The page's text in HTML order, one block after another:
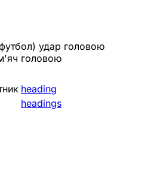
удар головою
головою
heading
headings